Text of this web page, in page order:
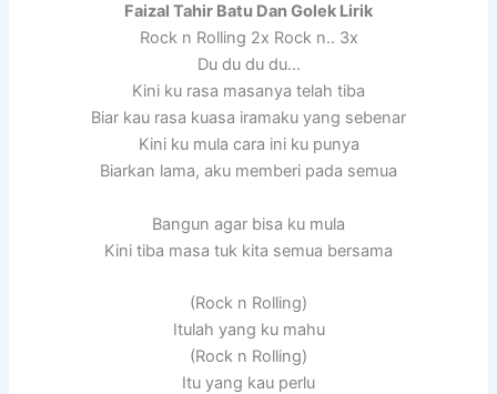
Faizal Tahir Batu Dan Golek Lirik
Rock n Rolling 2x Rock n.. 3x
Du du du du…
Kini ku rasa masanya telah tiba
Biar kau rasa kuasa iramaku yang sebenar
Kini ku mula cara ini ku punya
Biarkan lama, aku memberi pada semua
Bangun agar bisa ku mula
Kini tiba masa tuk kita semua bersama
(Rock n Rolling)
Itulah yang ku mahu
(Rock n Rolling)
Itu yang kau perlu